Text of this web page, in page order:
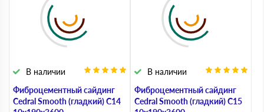
Фиброцементный сайдинг
Cedral Smooth (гладкий) С14
В наличии
Фиброцементный сайдинг
Cedral Smooth (гладкий) С15
В наличии